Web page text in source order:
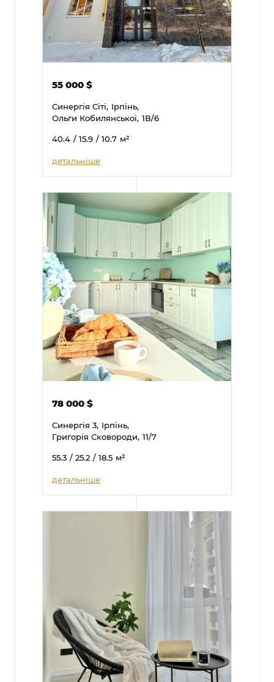
55 000$
Синергія Сіті, Ірпінь,
Ольги Кобилянської, 1В/6
40.4 / 15.9 / 10.7 м²
детальніше
78 000$
Синергія 3, Ірпінь,
Григорія Сковороди, 11/7
55.3 / 25.2 / 18.5 м²
детальніше